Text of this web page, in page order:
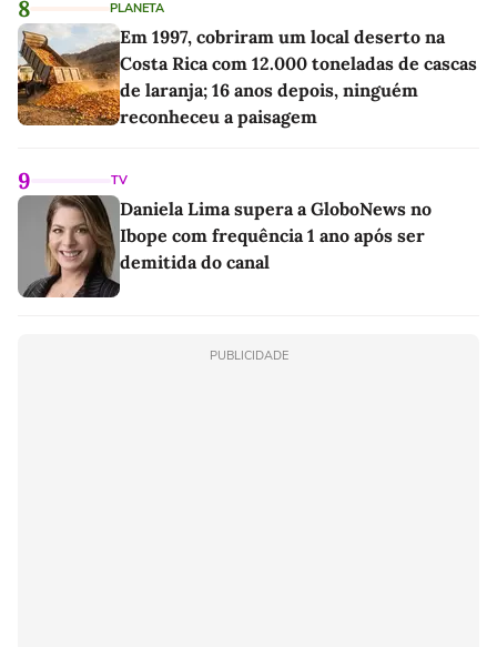
8 PLANETA
Em 1997, cobriram um local deserto na
Costa Rica com 12.000 toneladas de cascas
de laranja; 16 anos depois, ninguém
reconheceu a paisagem
9 TV
Daniela Lima supera a GloboNews no
Ibope com frequência 1 ano após ser
demitida do canal
PUBLICIDADE